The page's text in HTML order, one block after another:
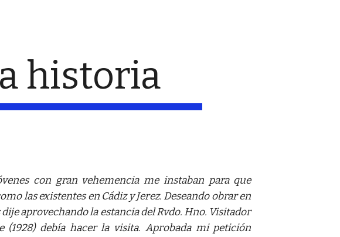
historia
con gran vehemencia me instaban para que
las existentes en Cádiz y Jerez. Deseando obrar en
aprovechando la estancia del Rvdo. Hno. Visitador
debía hacer la visita. Aprobada mi petición